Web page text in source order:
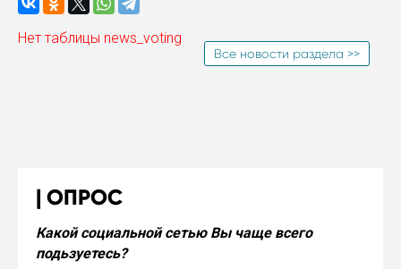
Нет таблицы news_voting
Все новости раздела >>
ОПРОС
Какой социальной сетью Вы чаще всего
подьзуетесь?